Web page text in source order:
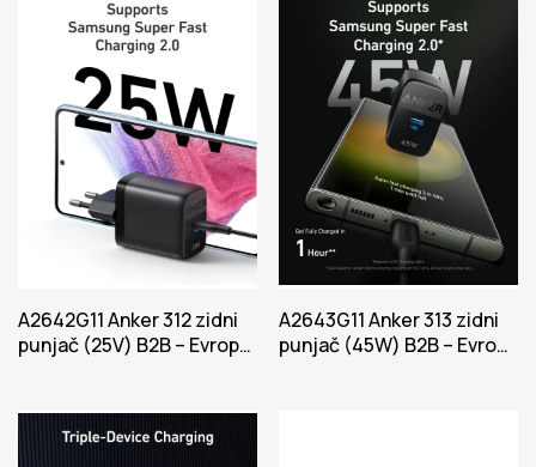
A2642G11 Anker 312 zidni
punjač (25V) B2B – Evropa
A2643G11 Anker 313 zidni
punjač (45W) B2B – Evropa